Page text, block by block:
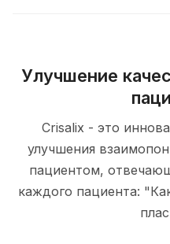
Улучшение
Crisalix - это
улучшения
пациентом,
каждого пациента: